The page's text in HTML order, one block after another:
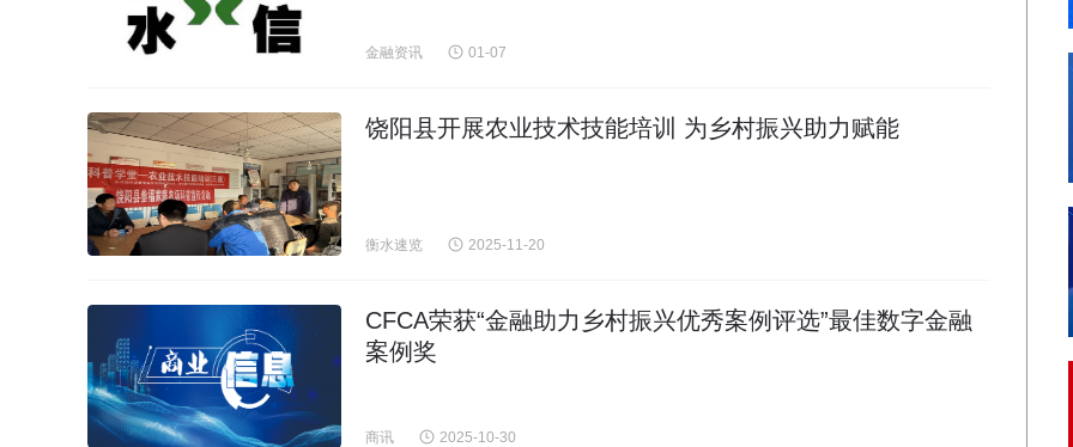
金融资讯 01-07
饶阳县开展农业技术技能培训 为乡村振兴助力赋能
衡水速览 2025-11-20
CFCA荣获“金融助力乡村振兴优秀案例评选”最佳数字金融
案例奖
商讯 2025-10-30